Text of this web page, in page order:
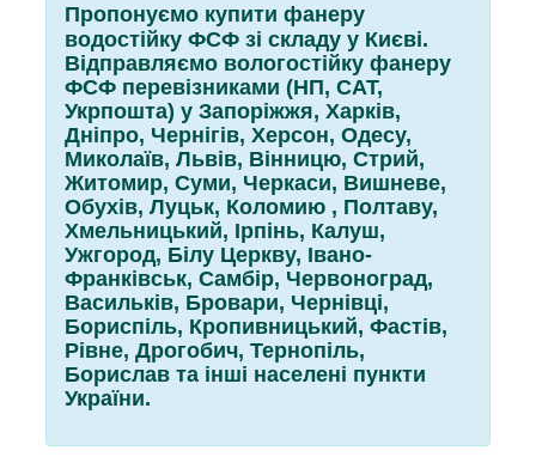
Пропонуємо купити фанеру
водостійку ФСФ зі складу у Києві.
Відправляємо вологостійку фанеру
ФСФ перевізниками (НП, САТ,
Укрпошта) у Запоріжжя, Харків,
Дніпро, Чернігів, Херсон, Одесу,
Миколаїв, Львів, Вінницю, Стрий,
Житомир, Суми, Черкаси, Вишневе,
Обухів, Луцьк, Коломию , Полтаву,
Хмельницький, Ірпінь, Калуш,
Ужгород, Білу Церкву, Івано-
Франківськ, Самбір, Червоноград,
Васильків, Бровари, Чернівці,
Бориспіль, Кропивницький, Фастів,
Рівне, Дрогобич, Тернопіль,
Борислав та інші населені пункти
України.